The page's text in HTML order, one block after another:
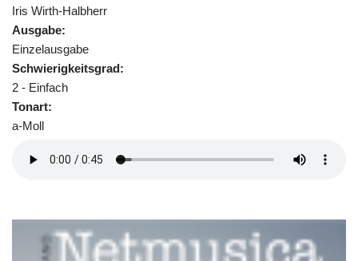
Iris Wirth-Halbherr
Ausgabe:
Einzelausgabe
Schwierigkeitsgrad:
2 - Einfach
Tonart:
a-Moll